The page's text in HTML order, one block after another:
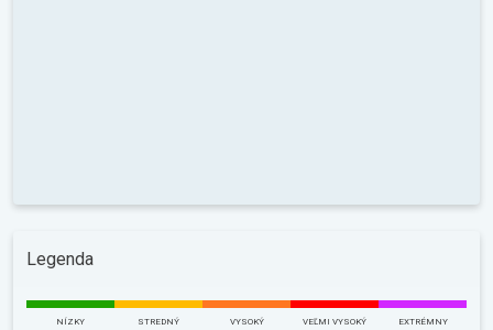
Legenda
NÍZKY STREDNÝ VYSOKÝ VEĽMI VYSOKÝ EXTRÉMNY